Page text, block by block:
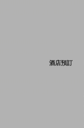
酒店預訂